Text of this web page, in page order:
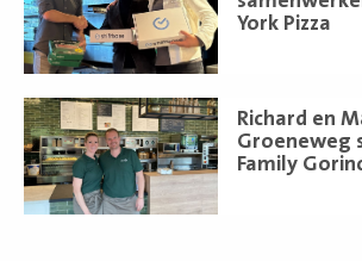
York Pizza
Richard en
Groeneweg
Family
Lees
meer